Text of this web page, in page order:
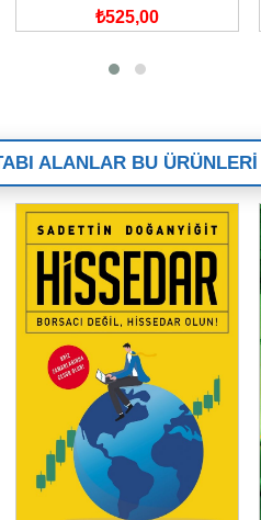
₺525,00
ALANLAR BU ÜRÜNLERİ